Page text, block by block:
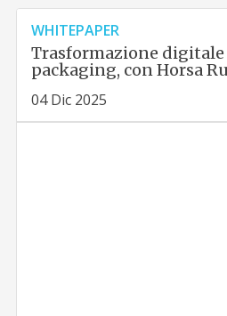
WHITEPAPER
Trasformazione
packaging, con Horsa
04 Dic 2025